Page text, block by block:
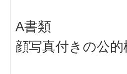
A書類
顔写真付きの公